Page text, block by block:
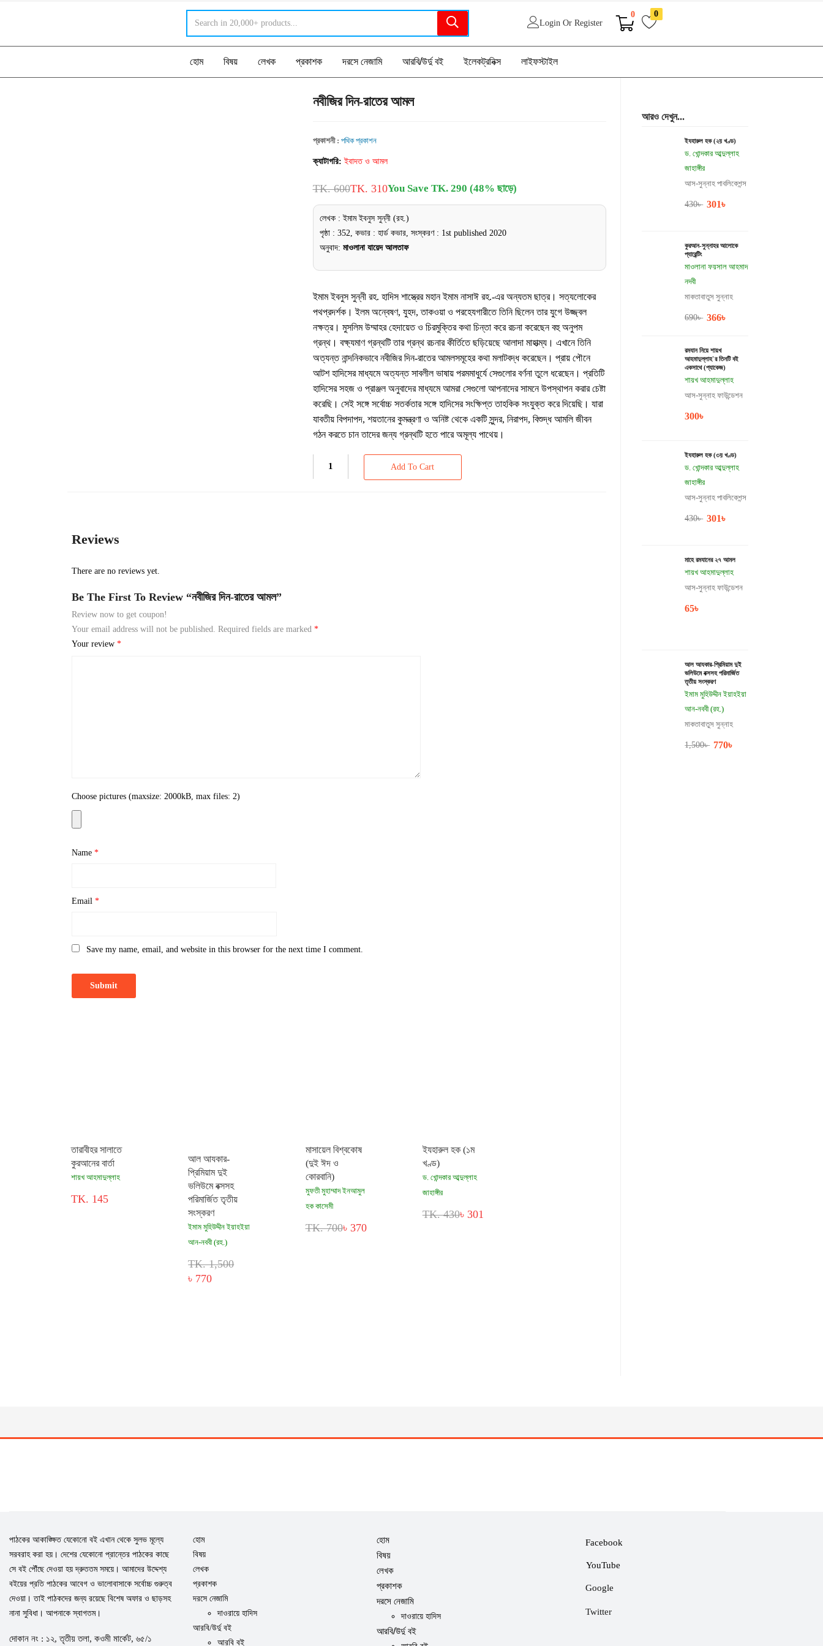
Login Or Register
0 0
হোম বিষয় লেখক প্রকাশক দরসে নেজামি আরবি/উর্দু বই ইলেকট্রনিক্স লাইফস্টাইল
আরও দেখুন...
ইযহারুল হক (২য় খণ্ড)
ড. খোন্দকার আব্দুল্লাহ
জাহাঙ্গীর
আস-সুন্নাহ পাবলিকেশন্স
430৳ 301৳
কুরআন-সুন্নাহর আলোকে
প্যারেন্টিং
মাওলানা ফয়সাল আহমাদ
নদবী
মাকতাবাতুস সুন্নাহ
690৳ 366৳
রমযান নিয়ে শায়খ
আহমাদুল্লাহ`র তিনটি বই
একসাথে (প্যাকেজ)
শায়খ আহমাদুল্লাহ
আস-সুন্নাহ ফাউন্ডেশন
300৳
ইযহারুল হক (৩য় খণ্ড)
ড. খোন্দকার আব্দুল্লাহ
জাহাঙ্গীর
আস-সুন্নাহ পাবলিকেশন্স
430৳ 301৳
মাহে রমযানের ২৭ আমল
শায়খ আহমাদুল্লাহ
আস-সুন্নাহ ফাউন্ডেশন
65৳
আল আযকার-প্রিমিয়াম দুই
ভলিউমে বক্সসহ পরিমার্জিত
তৃতীয় সংস্করণ
ইমাম মুহিউদ্দীন ইয়াহইয়া
আন-নববী (রহ.)
মাকতাবাতুস সুন্নাহ
1,500৳ 770৳
নবীজির দিন-রাতের আমল
প্রকাশনী : পথিক প্রকাশন
ক্যাটাগরি: ইবাদত ও আমল
TK. 600TK. 310You Save TK. 290 (48% ছাড়ে)
লেখক : ইমাম ইবনুস সুন্নী (রহ.)
পৃষ্ঠা : 352, কভার : হার্ড কভার, সংস্করণ : 1st published 2020
অনুবাদ: মাওলানা যায়েদ আলতাফ
ইমাম ইবনুস সুন্নী রহ. হাদিস শাস্ত্রের মহান ইমাম নাসাঈ রহ.-এর অন্যতম ছাত্র। সত্যলোকের
পথপ্রদর্শক। ইলম অন্বেষণ, যুহদ, তাকওয়া ও পরহেযগারীতে তিনি ছিলেন তার যুগে উজ্জ্বল
নক্ষত্র। মুসলিম উম্মাহর হেদায়েত ও চিরমুক্তির কথা চিন্তা করে রচনা করেছেন বহু অনুপম
গ্রন্থ। বক্ষ্যমাণ গ্রন্থটি তার গ্রন্থ রচনার কীর্তিতে ছড়িয়েছে আলাদা মাহাত্ম্য। এখানে তিনি
অত্যন্ত নান্দনিকভাবে নবীজির দিন-রাতের আমলসমূহের কথা মলাটবদ্ধ করেছেন। প্রায় পৌনে
আটশ হাদিসের মাধ্যমে অত্যন্ত সাবলীল ভাষায় পরমমাধুর্যে সেগুলোর বর্ণনা তুলে ধরেছেন। প্রতিটি
হাদিসের সহজ ও প্রাঞ্জল অনুবাদের মাধ্যমে আমরা সেগুলো আপনাদের সামনে উপস্থাপন করার চেষ্টা
করেছি। সেই সঙ্গে সর্বোচ্চ সতর্কতার সঙ্গে হাদিসের সংক্ষিপ্ত তাহকিক সংযুক্ত করে দিয়েছি। যারা
যাবতীয় বিপদাপদ, শয়তানের কুমন্ত্রণা ও অনিষ্ট থেকে একটি সুন্দর, নিরাপদ, বিশুদ্ধ আমলি জীবন
গঠন করতে চান তাদের জন্য গ্রন্থটি হতে পারে অমূল্য পাথেয়।
Add To Cart
Reviews
There are no reviews yet.
Be The First To Review “নবীজির দিন-রাতের আমল”
Review now to get coupon!
Your email address will not be published.
Required fields are marked*
Your review*
Choose pictures (maxsize: 2000kB, max files: 2)
Name*
Email*
Save my name, email, and website in this browser for the next time I comment.
তারাবীহর সালাতে
কুরআনের বার্তা
শায়খ আহমাদুল্লাহ
TK. 145
আল আযকার-
প্রিমিয়াম দুই
ভলিউমে বক্সসহ
পরিমার্জিত তৃতীয়
সংস্করণ
ইমাম মুহিউদ্দীন ইয়াহইয়া
আন-নববী (রহ.)
TK. 1,500
৳ 770
মাসায়েল বিশ্বকোষ
(দুই ঈদ ও
কোরবানি)
মুফতী মুহাম্মাদ ইনআমুল
হক কাসেমী
TK. 700৳ 370
ইযহারুল হক (১ম
খণ্ড)
ড. খোন্দকার আব্দুল্লাহ
জাহাঙ্গীর
TK. 430৳ 301
পাঠকের আকাঙ্ক্ষিত যেকোনো বই এখান থেকে সুলভ মূল্যে
সরবরাহ করা হয়। দেশের যেকোনো প্রান্তের পাঠকের কাছে
সে বই পৌঁছে দেওয়া হয় দ্রুততম সময়ে। আমাদের উদ্দেশ্য
বইয়ের প্রতি পাঠকের আবেগ ও ভালোবাসাকে সর্বোচ্চ গুরুত্ব
দেওয়া। তাই পাঠকদের জন্য রয়েছে বিশেষ অফার ও ছাড়সহ
নানা সুবিধা। আপনাকে স্বাগতম।
দোকান নং : ১২, তৃতীয় তলা, কওমী মার্কেট, ৬৫/১
হোম
বিষয়
লেখক
প্রকাশক
দরসে নেজামি
দাওরায়ে হাদিস
আরবি/উর্দু বই
আরবি বই
হোম
বিষয়
লেখক
প্রকাশক
দরসে নেজামি
দাওরায়ে হাদিস
আরবি/উর্দু বই
Facebook
YouTube
Google
Twitter